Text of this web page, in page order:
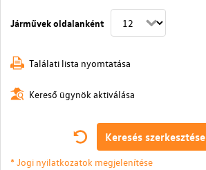
Járművek oldalanként
Találati lista nyomtatása
Kereső ügynök aktiválása
Keresés szerkesztése
* Jogi nyilatkozatok megjelenítése